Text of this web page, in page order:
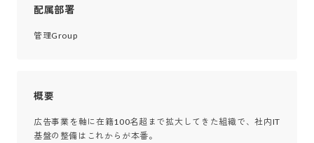
配属部署
管理Group
概要
広告事業を軸に在籍100名超まで拡大してきた組織で、社内IT
基盤の整備はこれからが本番。